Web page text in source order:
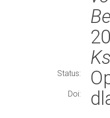
Status:
Doi: